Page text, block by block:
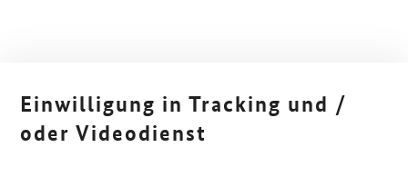
Einwilligung in Tracking und /
oder Videodienst